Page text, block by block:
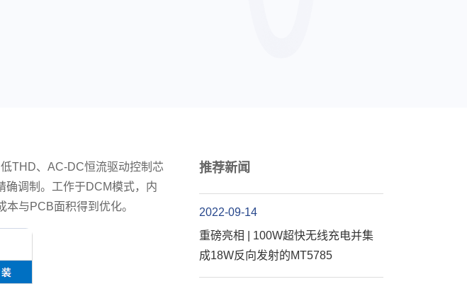
、AC-DC恒流驱动控制芯
确调制。工作于DCM模式，内
与PCB面积得到优化。
推荐新闻
2022-09-14
重磅亮相 | 100W超快无线充电并集
成18W反向发射的MT5785